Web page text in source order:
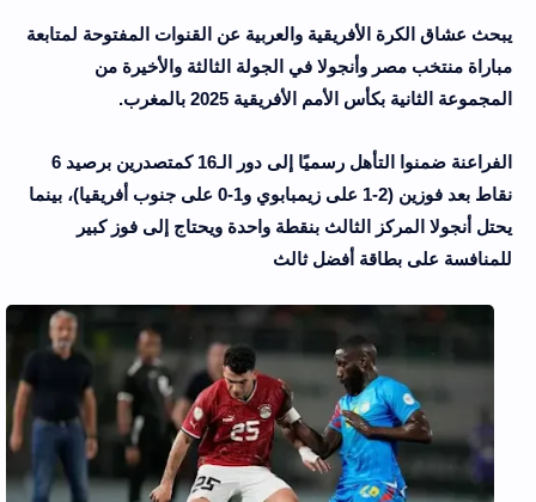
يبحث عشاق الكرة الأفريقية والعربية عن القنوات المفتوحة لمتابعة
مباراة منتخب مصر وأنجولا في الجولة الثالثة والأخيرة من
المجموعة الثانية بكأس الأمم الأفريقية 2025 بالمغرب.
الفراعنة ضمنوا التأهل رسميًا إلى دور الـ16 كمتصدرين برصيد 6
نقاط بعد فوزين (2-1 على زيمبابوي و1-0 على جنوب أفريقيا)، بينما
يحتل أنجولا المركز الثالث بنقطة واحدة ويحتاج إلى فوز كبير
للمنافسة على بطاقة أفضل ثالث